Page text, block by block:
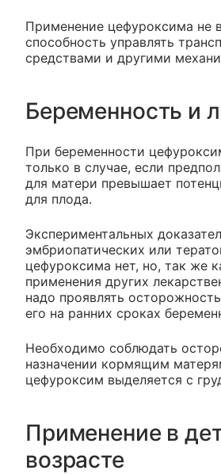
Применение цефуроксима не
способность управлять
средствами и другими
Беременность и
При беременности
только в случае, если
для матери превышает
для плода.
Экспериментальных
эмбриопатических или
цефуроксима нет, но, так же
применения других
надо проявлять
его на ранних сроках
Необходимо соблюдать
назначении кормящим
цефуроксим выделяется с
Применение в
возрасте